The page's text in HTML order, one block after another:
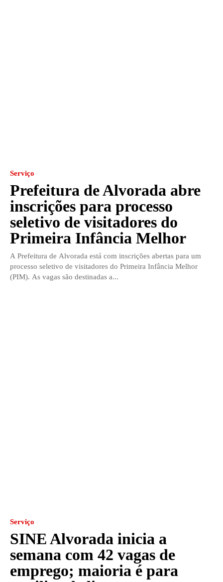
Serviço
Prefeitura de Alvorada abre
inscrições para processo
seletivo de visitadores do
Primeira Infância Melhor
A Prefeitura de Alvorada está com inscrições abertas para um
processo seletivo de visitadores do Primeira Infância Melhor
(PIM). As vagas são destinadas a...
Serviço
SINE Alvorada inicia a
semana com 42 vagas de
emprego; maioria é para